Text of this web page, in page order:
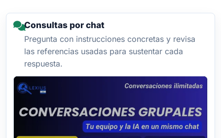
Consultas por chat
Pregunta con instrucciones concretas y revisa
las referencias usadas para sustentar cada
respuesta.